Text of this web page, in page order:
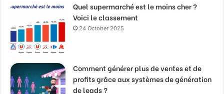
Quel supermarché est le moins cher ?
Voici le classement
24 October 2025
Comment générer plus de ventes et de
profits grâce aux systèmes de génération
de leads ?